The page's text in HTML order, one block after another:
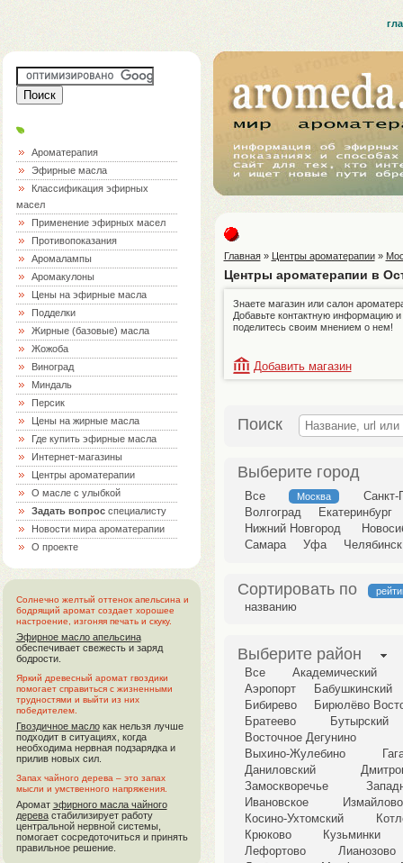
Ароматерапия
Эфирные масла
Классификация эфирных
масел
Применение эфирных масел
Противопоказания
Аромалампы
Аромакулоны
Цены на эфирные масла
Подделки
Жирные (базовые) масла
Жожоба
Виноград
Миндаль
Персик
Цены на жирные масла
Где купить эфирные масла
Интернет-магазины
Центры ароматерапии
О масле с улыбкой
Задать вопросспециалисту
Новости мира ароматерапии
О проекте
Солнечно желтый оттенок апельсина и
бодрящий аромат создает хорошее
настроение, изгоняя печать и скуку.
Эфирное масло апельсина
обеспечивает свежесть и заряд
бодрости.
Яркий древесный аромат гвоздики
помогает справиться с жизненными
трудностями и выйти из них
победителем.
Гвоздичное маслокак нельзя лучше
подходит в ситуациях, когда
необходима нервная подзарядка и
прилив новых сил.
Запах чайного дерева – это запах
мысли и умственного напряжения.
Аромат эфирного масла чайного
деревастабилизирует работу
центральной нервной системы,
помогает сосредоточиться и принять
правильное решение.
Главная» Центры ароматерапии»
Центры ароматерапии в
Знаете магазин или салон
Добавьте контактную информацию и
поделитесь своим мнением о нем!
Добавить магазин
Поиск
Выберите город
Все Москва
Санкт-
Волгоград
Екатеринбург
Нижний Новгород
Самара
Уфа Челябинск
Сортировать по
названию
Выберите район
Все
Академический
Аэропорт
Бабушкинский
Бибирево
Бирюлёво
Братеево
Бутырский
Восточное Дегунино
Выхино-Жулебино
Даниловский
Замоскворечье
Ивановское
Измайлово
Косино-Ухтомский
Крюково
Кузьминки
Лефортово
Лианозово